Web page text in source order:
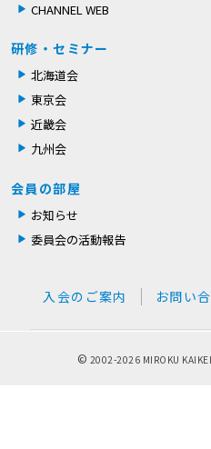
CHANNEL WEB
研修・セミナー
北海道会
東京会
近畿会
九州会
会員の部屋
お知らせ
委員会の活動報告
入会のご案内 お問い
© 2002-2026 MIROKU